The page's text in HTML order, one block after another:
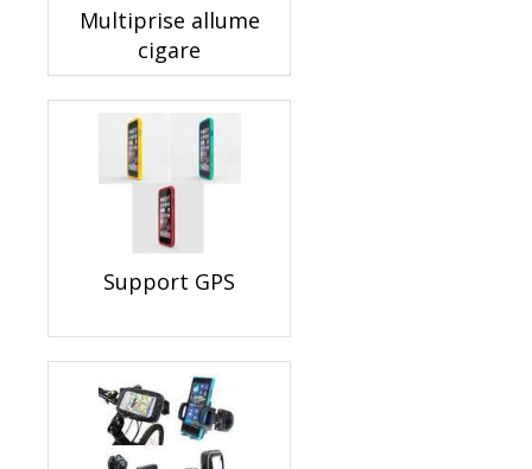
Multiprise allume
cigare
Support GPS